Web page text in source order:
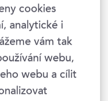
řeší funkcí
si tak napsat
či o víkendu a
až na vhodnější
cookies
analytické i
vám tak
webu,
webu a cílit